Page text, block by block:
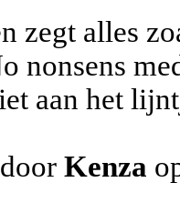
zegt alles
nonsens
aan het
Kenza